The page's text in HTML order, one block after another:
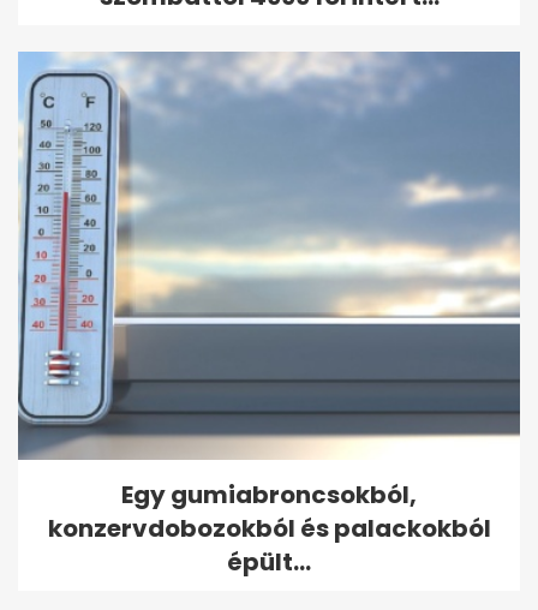
Egy gumiabroncsokból,
konzervdobozokból és palackokból
épült...